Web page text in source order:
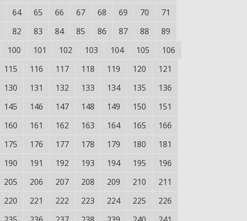
64 65 66 67 68 69 70
71
82 83 84 85 86 87 88
89
100 101 102 103 104 105
106
115 116 117 118 119 120
121
130 131 132 133 134 135
136
145 146 147 148 149 150
151
160 161 162 163 164 165
166
175 176 177 178 179 180
181
190 191 192 193 194 195
196
205 206 207 208 209 210
211
220 221 222 223 224 225
226